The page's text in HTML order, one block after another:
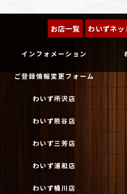
お店一覧 わいずネッ
インフォメーション
ご登録情報変更フォーム
わいず所沢店
わいず熊谷店
わいず三芳店
わいず浦和店
わいず桶川店